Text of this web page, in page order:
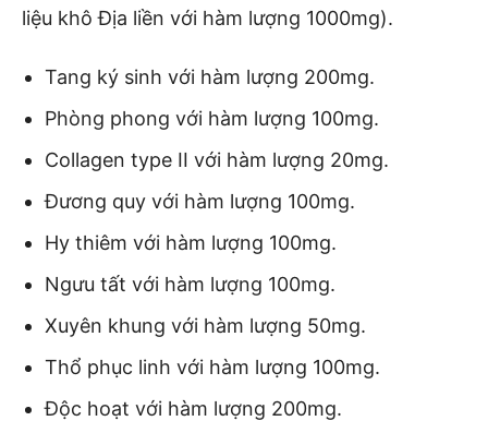
liệu khô Địa liền với hàm lượng 1000mg).
Tang ký sinh với hàm lượng 200mg.
Phòng phong với hàm lượng 100mg.
Collagen type II với hàm lượng 20mg.
Đương quy với hàm lượng 100mg.
Hy thiêm với hàm lượng 100mg.
Ngưu tất với hàm lượng 100mg.
Xuyên khung với hàm lượng 50mg.
Thổ phục linh với hàm lượng 100mg.
Độc hoạt với hàm lượng 200mg.